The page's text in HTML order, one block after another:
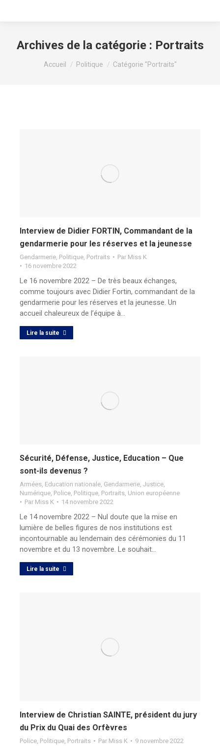
Archives de la catégorie : Portraits
Vous êtes ici :
Accueil Politique Catégorie "Portraits"
Interview de Didier FORTIN, Commandant de la
gendarmerie pour les réserves et la jeunesse
Gendarmerie Politique Portraits Par Miss K
16 novembre 2022
Le 16 novembre 2022 – De très beaux échanges,
comme toujours avec Didier Fortin, commandant de la
gendarmerie pour les réserves et la jeunesse. Un
accueil chaleureux de l’équipe à…
Lire la suite
Sécurité, Défense, Justice, Education – Que
sont-ils devenus ?
Armées Education nationale Gendarmerie Justice
Numérique Police Politique Portraits Union européenne
Par Miss K 14 novembre 2022
Le 14 novembre 2022 – Nul doute que la mise en
lumière de belles figures de nos institutions est
incontournable au lendemain des cérémonies du 11
novembre et du 13 novembre. Le souhait…
Lire la suite
Interview de Christian SAINTE, président du jury
du Prix du Quai des Orfèvres
Police Politique Portraits Par Miss K 9 novembre 2022